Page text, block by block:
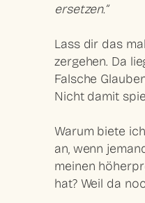
ersetzen.”
Lass dir das
zergehen. Da
Falsche
Nicht damit
Warum biete
an, wenn
meinen
hat? Weil da